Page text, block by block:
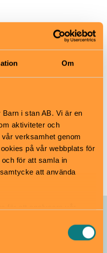
Om
i stan AB. Vi är en
aktiviteter och
verksamhet genom
på vår webbplats för
för att samla in
att använda
sociala medier. Vi
och annan
familj/